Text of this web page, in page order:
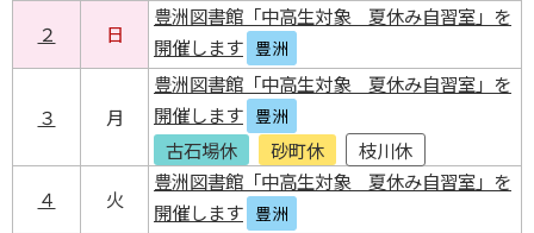
２ 日
豊洲図書館「中高生対象 夏休み自習室」を
開催します 豊洲
３ 月
豊洲図書館「中高生対象 夏休み自習室」を
開催します 豊洲
古石場休 砂町休
枝川休
４
火
豊洲図書館「中高生対象 夏休み自習室」を
開催します 豊洲